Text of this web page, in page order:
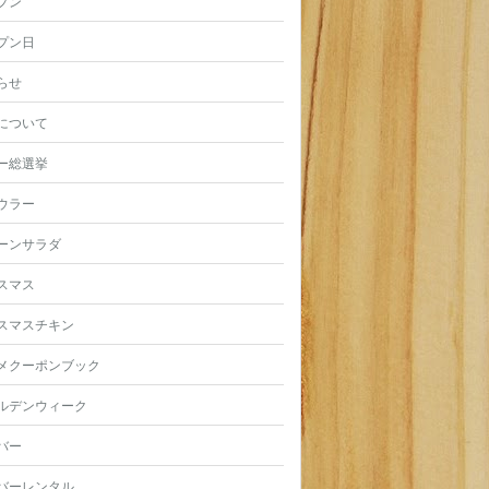
ン日
せ
ついて
総選挙
ラー
ンサラダ
マス
マスチキン
クーポンブック
デンウィーク
ー